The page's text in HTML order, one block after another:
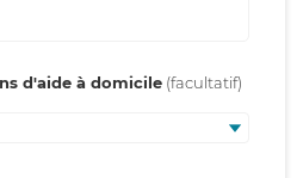
d'aide à domicile